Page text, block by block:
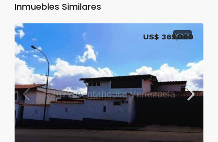
Inmuebles Similares
VENTA
US$ 365,000